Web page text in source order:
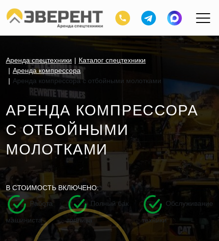
Аренда спецтехники
Каталог спецтехники
Аренда компрессора
Аренда компрессора с отбойными молотками
АРЕНДА КОМПРЕССОРА
С ОТБОЙНЫМИ
МОЛОТКАМИ
В СТОИМОСТЬ ВКЛЮЧЕНО:
Работа
машиниста
Полный бак
топлива
Обслуживание
техники